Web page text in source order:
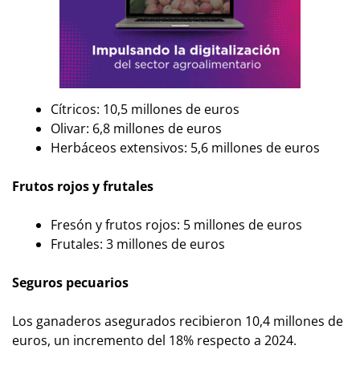
Cítricos: 10,5 millones de euros
Olivar: 6,8 millones de euros
Herbáceos extensivos: 5,6 millones de euros
Frutos rojos y frutales
Fresón y frutos rojos: 5 millones de euros
Frutales: 3 millones de euros
Seguros pecuarios
Los ganaderos asegurados recibieron 10,4 millones de
euros, un incremento del 18% respecto a 2024.